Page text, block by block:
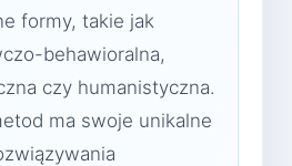
formy, takie jak
behawioralna,
czy humanistyczna.
ma swoje unikalne